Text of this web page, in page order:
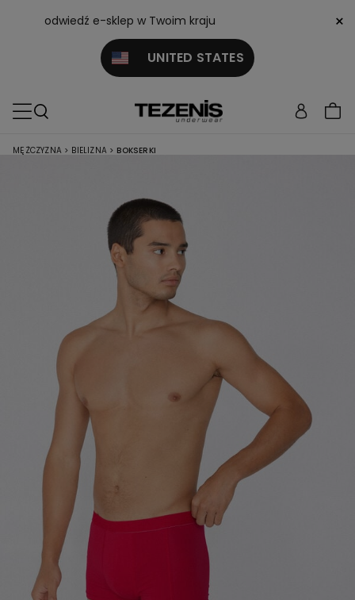
odwiedź e-sklep w Twoim kraju
UNITED STATES
×
MĘŻCZYZNA > BIELIZNA > BOKSERKI